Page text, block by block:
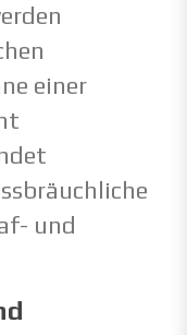
einer
und